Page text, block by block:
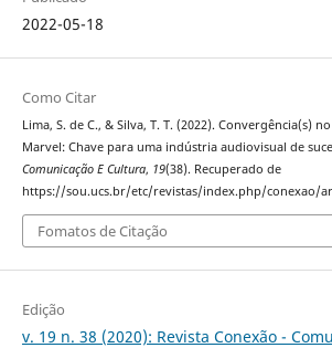
2022-05-18
Como Citar
Lima, S. de C., & Silva, T. T. (2022). Convergência(s)
Marvel: Chave para uma indústria audiovisual de
Comunicação E Cultura, 19(38). Recuperado de
https://sou.ucs.br/etc/revistas/index.php/conexao/
Fomatos de Citação
Edição
v. 19 n. 38 (2020): Revista Conexão -